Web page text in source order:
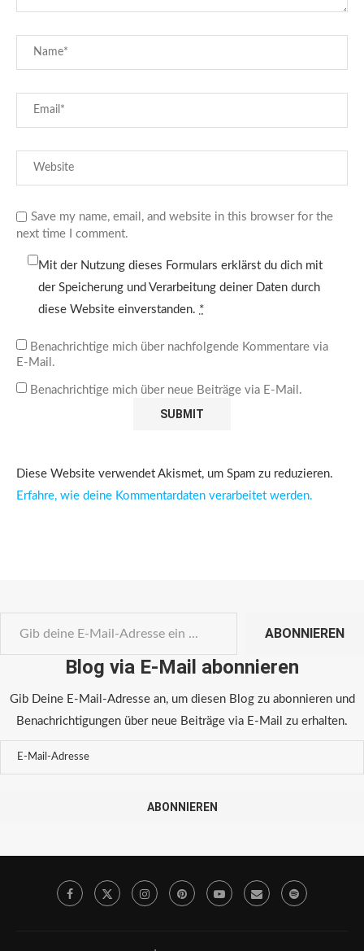
Save my name, email, and website in this browser for the
next time I comment.
Mit der Nutzung dieses Formulars erklärst du dich mit
der Speicherung und Verarbeitung deiner Daten durch
diese Website einverstanden. *
Benachrichtige mich über nachfolgende Kommentare via
E-Mail.
Benachrichtige mich über neue Beiträge via E-Mail.
Diese Website verwendet Akismet, um Spam zu reduzieren.
Erfahre, wie deine Kommentardaten verarbeitet werden.
ABONNIEREN
Blog via E-Mail abonnieren
Gib Deine E-Mail-Adresse an, um diesen Blog zu abonnieren und
Benachrichtigungen über neue Beiträge via E-Mail zu erhalten.
ABONNIEREN